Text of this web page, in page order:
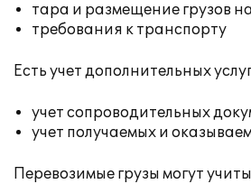
тара и размещение грузов
требования к транспорту
Есть учет дополнительных
учет сопроводительных
учет получаемых и
Перевозимые грузы могут